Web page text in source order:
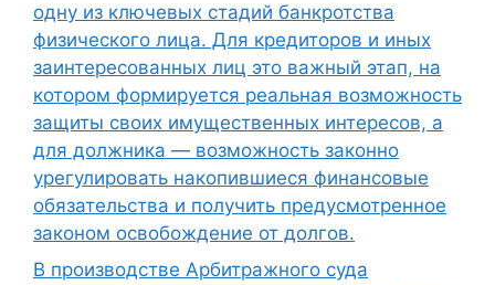
одну из ключевых стадий банкротства
физического лица. Для кредиторов и иных
заинтересованных лиц это важный этап, на
котором формируется реальная возможность
защиты своих имущественных интересов, а
для должника — возможность законно
урегулировать накопившиеся финансовые
обязательства и получить предусмотренное
законом освобождение от долгов.
В производстве Арбитражного суда